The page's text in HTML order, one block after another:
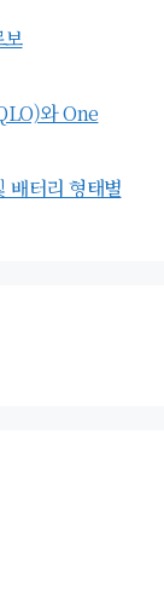
와 One
배터리 형태별